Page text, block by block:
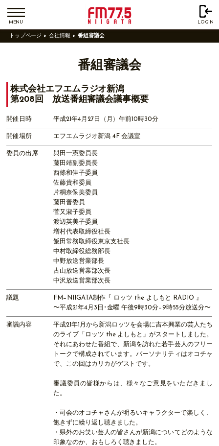
MENU LOGIN
トップページ 会社情報 番組審議会
番組審議会
株式会社エフエムラジオ新潟
第208回 放送番組審議会議事概要
開催日時 平成21年4月27日（月）午前10時30分
開催場所 エフエムラジオ新潟 4F 会議室
委員の出席
與田一憲委員長
藤田靖副委員長
西條和佳子委員
佐藤貴和委員
片桐奈保美委員
藤田普委員
菅又淑子委員
渡辺英美子委員
増村代表取締役社長
飯田常務取締役東京支社長
中村取締役総務部長
中野放送営業部長
古山放送営業部次長
中沢放送営業部次長
議題
FM−NIIGATA制作『 ロッツ the よしもと RADIO 』
〜平成21年4月3日･金曜 午後9時30分−9時55分放送分〜
審議内容
平成21年1月から新潟ロッツを会場に吉本興業の芸人たち
のライブ「ロッツ the よしもと」がスタートしました。
それにあわせた番組で、新潟を訪れた若手芸人のフリー
トークで構成されています。パーソナリティはオコチャ
で、この回はカリカがゲストです。
審議委員の皆様からは、様々なご意見をいただきまし
た。
・司会のオコチャさんが明るいキャラクターで楽しく、
飽きずに繰り返し聴きました。
・県外のお笑い芸人の皆さんが新潟についてどのような
印象なのか、おもしろく聴きました。